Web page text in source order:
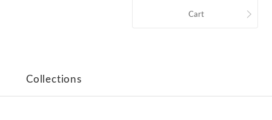
Collections
Cart